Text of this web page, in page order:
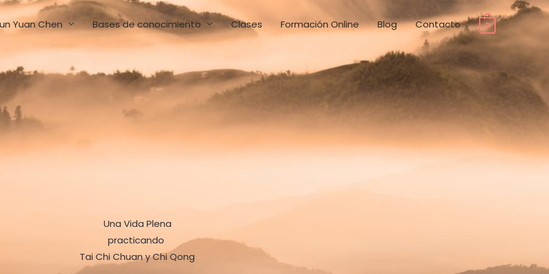
Yuan Chen Bases de conocimiento Clases Formación Online Blog Contacto 0
Una Vida Plena
practicando
Tai Chi Chuan y Chi Qong